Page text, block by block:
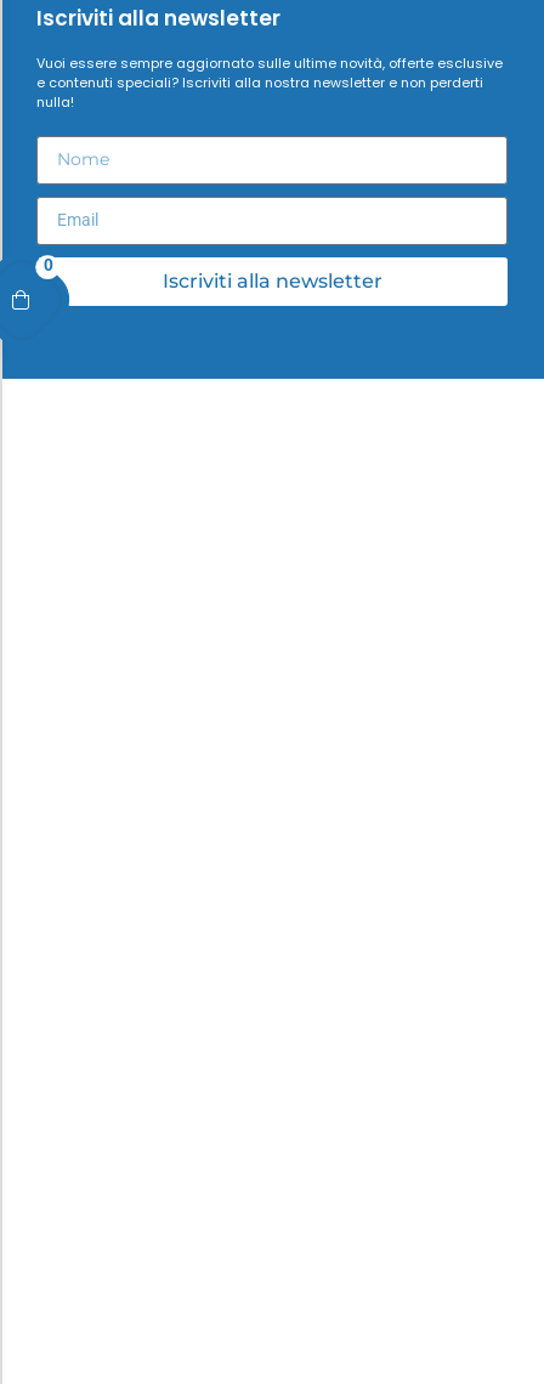
0
Iscriviti alla newsletter
Vuoi essere sempre aggiornato sulle ultime novità, offerte esclusive
e contenuti speciali? Iscriviti alla nostra newsletter e non perderti
nulla!
Iscriviti alla newsletter